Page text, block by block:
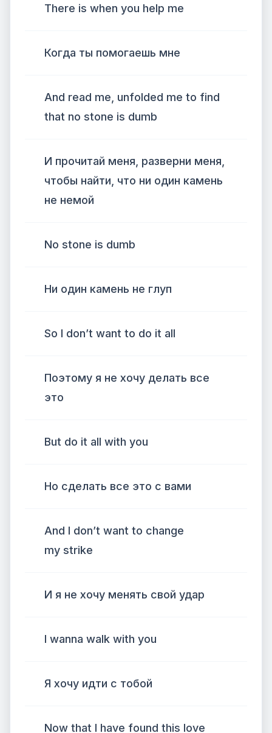
There is when you help me
Когда ты помогаешь мне
And read me, unfolded me to find
that no stone is dumb
И прочитай меня, разверни меня,
чтобы найти, что ни один камень
не немой
No stone is dumb
Ни один камень не глуп
So I don’t want to do it all
Поэтому я не хочу делать все
это
But do it all with you
Но сделать все это с вами
And I don’t want to change
my strike
И я не хочу менять свой удар
I wanna walk with you
Я хочу идти с тобой
Now that I have found this love